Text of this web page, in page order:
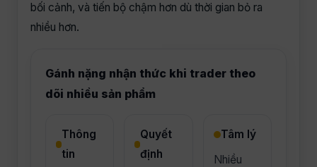
bối cảnh, và tiến bộ chậm hơn dù thời gian bỏ ra
nhiều hơn.
Gánh nặng nhận thức khi trader theo
dõi nhiều sản phẩm
Thông
tin
Quyết
định
Tâm lý
Nhiều